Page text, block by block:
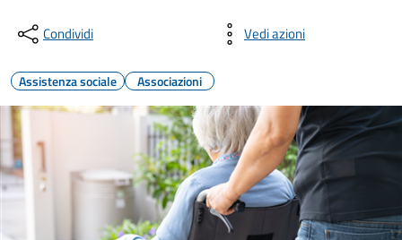
Condividi Vedi azioni
Assistenza sociale Associazioni